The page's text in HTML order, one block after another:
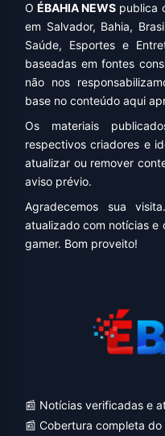
OÉBAHIA NEWS publica
em Salvador, Bahia,
Saúde, Esportes e
baseadas em fontes
não nos
base no conteúdo aqui
Os materiais
respectivos criadores e
atualizar ou remover
aviso prévio.
Agradecemos sua
atualizado com notícias e
gamer. Bom proveito!
📰 Notícias verificadas e
📰 Cobertura completa